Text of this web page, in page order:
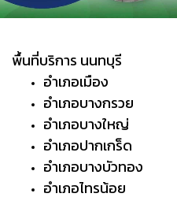
พื้นที่บริการ นนทบุรี
อำเภอเมือง
อำเภอบางกรวย
อำเภอบางใหญ่
อำเภอปากเกร็ด
อำเภอบางบัวทอง
อำเภอไทรน้อย